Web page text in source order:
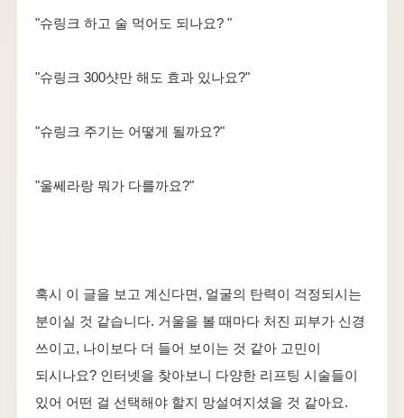
"슈링크 하고 술 먹어도 되나요? "
"슈링크 300샷만 해도 효과 있나요?"
"슈링크 주기는 어떻게 될까요?"
"울쎄라랑 뭐가 다를까요?"
혹시 이 글을 보고 계신다면, 얼굴의 탄력이 걱정되시는
분이실 것 같습니다. 거울을 볼 때마다 처진 피부가 신경
쓰이고, 나이보다 더 들어 보이는 것 같아 고민이
되시나요? 인터넷을 찾아보니 다양한 리프팅 시술들이
있어 어떤 걸 선택해야 할지 망설여지셨을 것 같아요.